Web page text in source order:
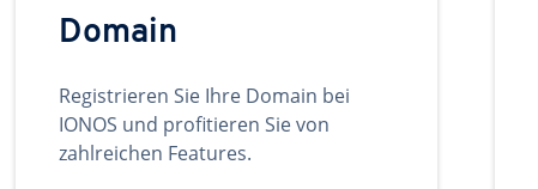
Domain
Registrieren Sie Ihre Domain bei
IONOS und profitieren Sie von
zahlreichen Features.